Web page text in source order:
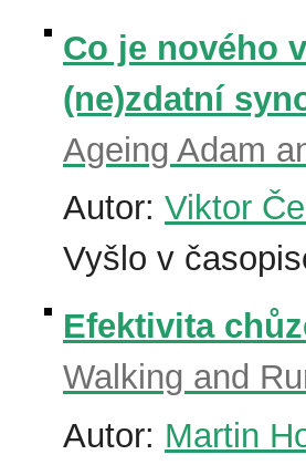
Co je nového
(ne)zdatní
Ageing Adam
Autor: Viktor
Vyšlo v
Efektivita
Walking and
Autor: Martin